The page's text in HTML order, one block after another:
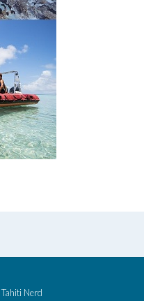
Tahiti Nerd